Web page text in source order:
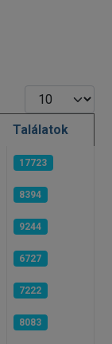
Tételek #
Találatok
17723
8394
9244
6727
7222
8083